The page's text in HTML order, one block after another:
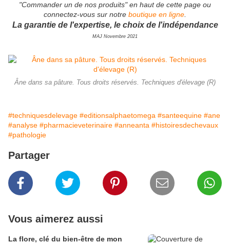
"Commander un de nos produits" en haut de cette page ou
connectez-vous sur notre boutique en ligne
La garantie de l'expertise, le choix de l'indépendance
MAJ Novembre 2021
Âne dans sa pâture. Tous droits réservés. Techniques d'élevage (R)
#techniquesdelevage #editionsalphaetomega #santeequine #ane
#analyse #pharmacieveterinaire #anneanta #histoiresdechevaux
#pathologie
Partager
Vous aimerez aussi
La flore, clé du bien-être de mon